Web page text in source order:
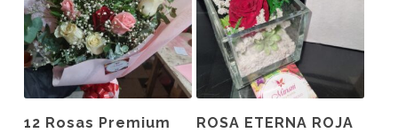
Añadir Al Carrito
12 Rosas Premium Añadir Al Carrito
ROSA ETERNA ROJA